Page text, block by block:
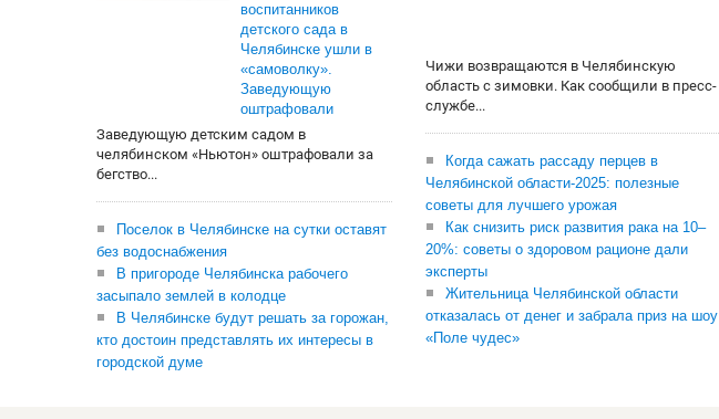
воспитанников
детского сада в
Челябинске ушли в
«самоволку».
Заведующую
оштрафовали
Заведующую детским садом в
челябинском «Ньютон» оштрафовали за
бегство...
Поселок в Челябинске на сутки оставят
без водоснабжения
В пригороде Челябинска рабочего
засыпало землей в колодце
В Челябинске будут решать за горожан,
кто достоин представлять их интересы в
городской думе
Чижи возвращаются в Челябинскую
область с зимовки. Как сообщили в пресс-
службе...
Когда сажать рассаду перцев в
Челябинской области-2025: полезные
советы для лучшего урожая
Как снизить риск развития рака на 10–
20%: советы о здоровом рационе дали
эксперты
Жительница Челябинской области
отказалась от денег и забрала приз на шоу
«Поле чудес»